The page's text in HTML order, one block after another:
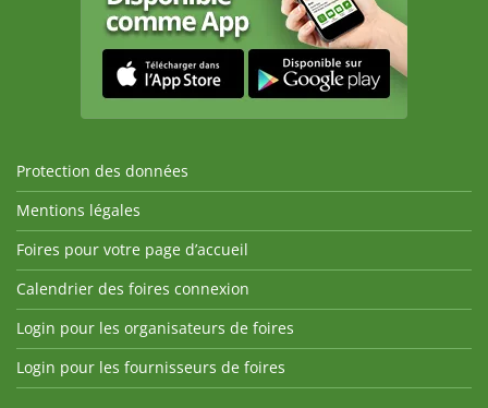
Protection des données
Mentions légales
Foires pour votre page d’accueil
Calendrier des foires connexion
Login pour les organisateurs de foires
Login pour les fournisseurs de foires